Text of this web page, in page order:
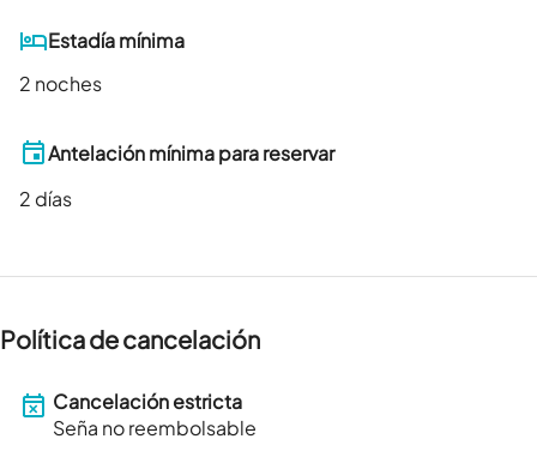
Estadía mínima
2 noches
Antelación mínima para reservar
2 días
Política de cancelación
Cancelación estricta
Seña no reembolsable